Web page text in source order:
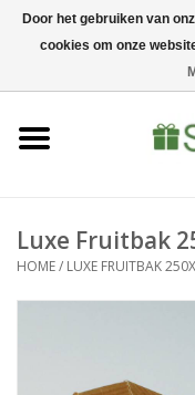
Bewerkingen
Luxe Fruitbak
HOME/ LUXE FRUITBAK
Door het gebruiken van
cookies om onze